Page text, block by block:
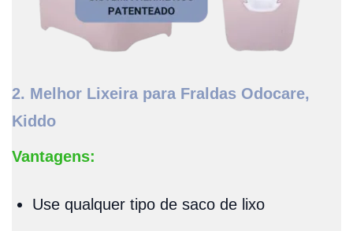
2. Melhor Lixeira para Fraldas Odocare,
Kiddo
Vantagens:
Use qualquer tipo de saco de lixo